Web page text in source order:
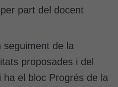
part del docent
seguiment de la
proposades i del
el bloc Progrés de la